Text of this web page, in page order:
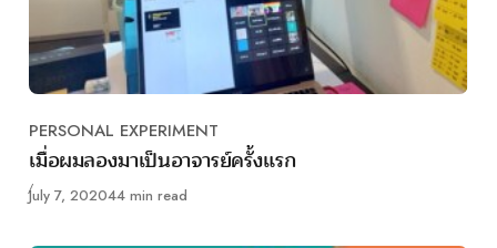
Category
PERSONAL EXPERIMENT
เมื่อผมลองมาเป็นอาจารย์ครั้งแรก
Published
July 7, 202044 min read